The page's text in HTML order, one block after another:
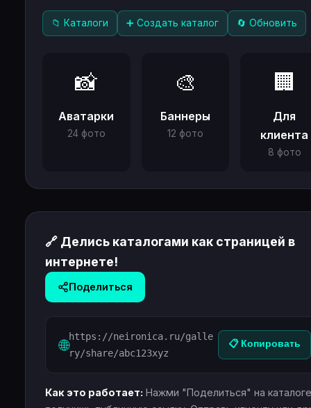
📁 Каталоги ➕ Создать каталог 🔄 Обновить
📸
Аватарки
24 фото
🎨
Баннеры
12 фото
🏢
Для
клиента
8 фото
🔗 Делись каталогами как страницей в
интернете!
Поделиться
🌐https://neironica.ru/galle
ry/share/abc123xyz
📋 Копировать
Как это работает: Нажми "Поделиться" на